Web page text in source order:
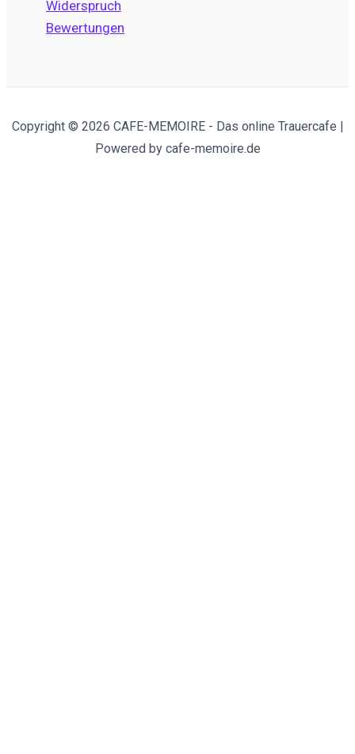
Widerspruch
Bewertungen
Copyright © 2026 CAFE-MEMOIRE - Das online Trauercafe |
Powered by cafe-memoire.de